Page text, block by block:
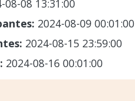
08-08 13:31:00
2024-08-09 00:01:00
2024-08-15 23:59:00
2024-08-16 00:01:00